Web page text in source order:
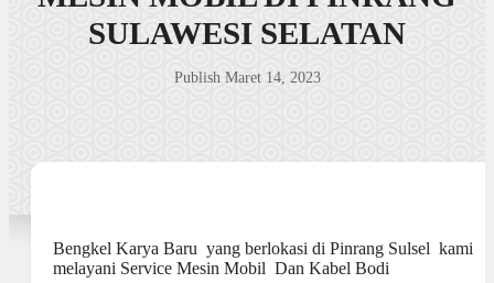
SULAWESI SELATAN
Publish Maret 14, 2023
Bengkel Karya Baru yang berlokasi di Pinrang Sulsel kami
melayani Service Mesin Mobil Dan Kabel Bodi